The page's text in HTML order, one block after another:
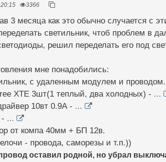
3366
3 месяца как это обычно случается с
светильник, чтоб проблем в
решил переделать его под
мне понадобились:
с удаленным модулем и проводом.
ХТЕ 3шт(1 теплый, два холодных) - ...
10вт 0.9А - ...
...
от компа 40мм + БП 12в.
- провода, саморезы и т.п.))
оставил родной, но убрал